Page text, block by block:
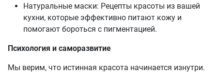
Натуральные маски: Рецепты красоты из вашей
кухни, которые эффективно питают кожу и
помогают бороться с пигментацией.
Психология и саморазвитие
Мы верим, что истинная красота начинается изнутри.